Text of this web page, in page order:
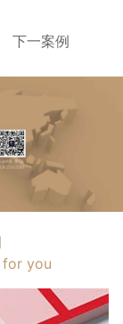
下一案例
for you